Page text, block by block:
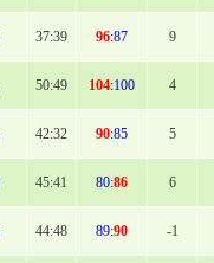
37:39 96:87 9
50:49 104:100 4
42:32 90:85 5
45:41 80:86 6
44:48 89:90 -1